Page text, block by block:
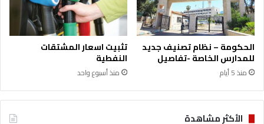
د
د
م
ر
ا
ك
ز
ا
ل
ر
ع
الحكومة – نظام تصنيف جديد
للمدارس الخاصة -تفاصيل
منذ 5 أيام
تثبيت اسعار المشتقات
النفطية
منذ أسبوع واحد
الأكثر مشاهدة